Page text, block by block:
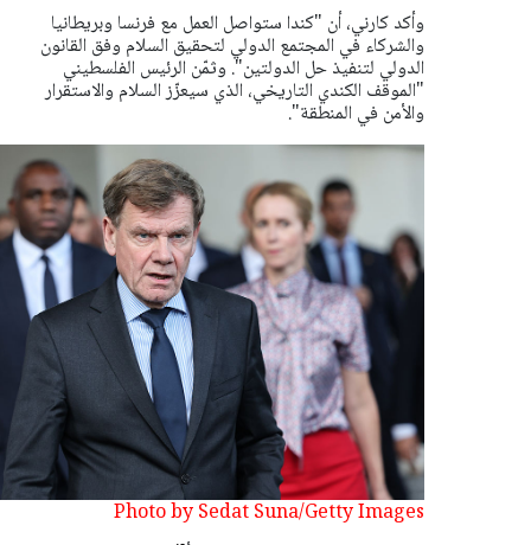
وأكد كارني، أن "كندا ستواصل العمل مع فرنسا وبريطانيا
والشركاء في المجتمع الدولي لتحقيق السلام وفق القانون
الدولي لتنفيذ حل الدولتين". وثمّن الرئيس الفلسطيني
"الموقف الكندي التاريخي، الذي سيعزّز السلام والاستقرار
والأمن في المنطقة".
Photo by Sedat Suna/Getty Images